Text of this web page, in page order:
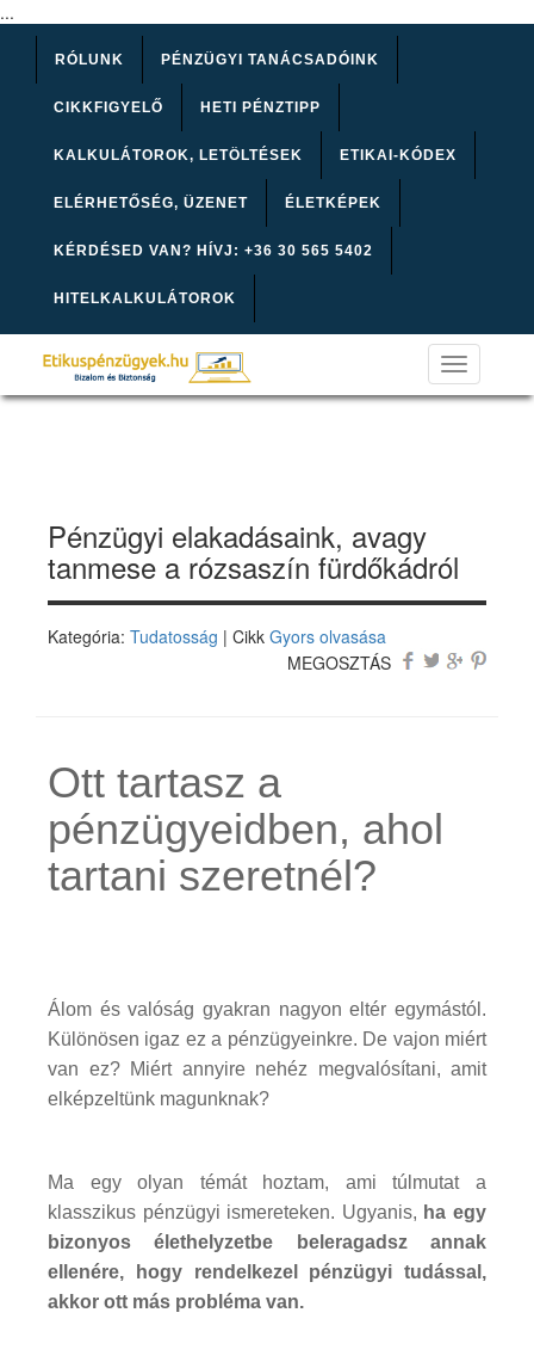
...
RÓLUNK PÉNZÜGYI TANÁCSADÓINK
CIKKFIGYELŐ HETI PÉNZTIPP
KALKULÁTOROK, LETÖLTÉSEK ETIKAI-KÓDEX
ELÉRHETŐSÉG, ÜZENET ÉLETKÉPEK
KÉRDÉSED VAN? HÍVJ: +36 30 565 5402
HITELKALKULÁTOROK
Toggle
navigation
Pénzügyi elakadásaink, avagy
tanmese a rózsaszín fürdőkádról
Kategória: Tudatosság | Cikk Gyors olvasása
MEGOSZTÁS
Ott tartasz a
pénzügyeidben, ahol
tartani szeretnél?
Álom és valóság gyakran nagyon eltér egymástól.
Különösen igaz ez a pénzügyeinkre. De vajon miért
van ez? Miért annyire nehéz megvalósítani, amit
elképzeltünk magunknak?
Ma egy olyan témát hoztam, ami túlmutat a
klasszikus pénzügyi ismereteken. Ugyanis, ha egy
bizonyos élethelyzetbe beleragadsz annak
ellenére, hogy rendelkezel pénzügyi tudással,
akkor ott más probléma van.